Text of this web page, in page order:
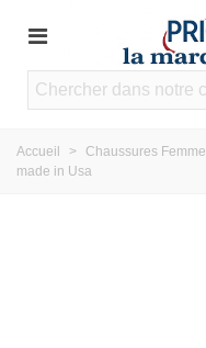
Accueil > Chaussures Femme
made in Usa